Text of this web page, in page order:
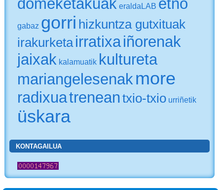
domeketakuak eraldaLAB etno
gabaz gorri hizkuntza gutxituak
irakurketa irratixaiñorenak
jaixak kalamuatik kultureta
mariangelesenakmore
radixuatreneantxio-txio urriñetik
üskara
KONTAGAILUA